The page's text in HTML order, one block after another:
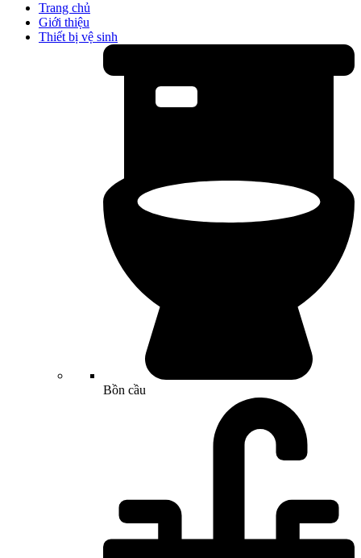
Trang chủ
Giới thiệu
Thiết bị vệ sinh
Bồn cầu